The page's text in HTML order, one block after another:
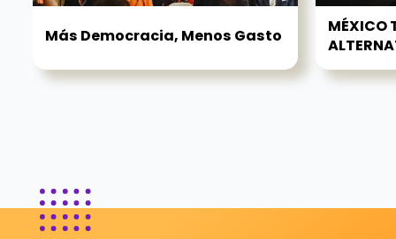
Más Democracia, Menos Gasto
MÉXICO